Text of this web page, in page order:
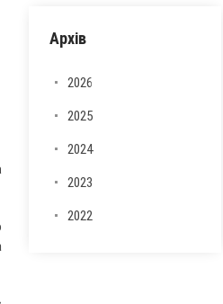
Архів
2026
2025
2024
2023
2022